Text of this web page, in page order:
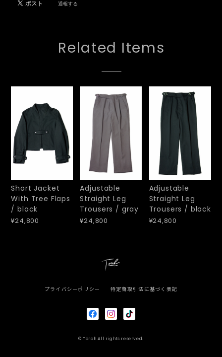
通報する
Related Items
Short Jacket
With Tree Flaps
/ black
¥24,800
Adjustable
Straight Leg
Trousers / gray
¥24,800
Adjustable
Straight Leg
Trousers / black
¥24,800
プライバシーポリシー 特定商取引法に基づく表記
© Torch All rights reserved.